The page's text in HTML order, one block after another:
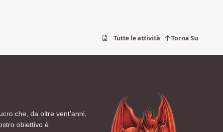
Tutte le attività Torna Su
che, da oltre vent’anni,
obiettivo è